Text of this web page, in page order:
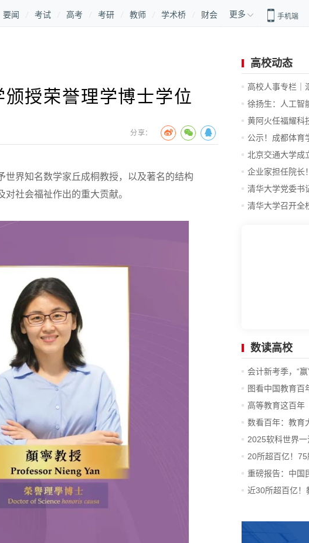
要闻 考试 高考 考研 教师 学术桥 财会 更多 手机端
授荣誉理学博士学位
分享：
界知名数学家丘成桐教授，以及著名的结构
社会福祉作出的重大贡献。
高校动态
高校人事专栏｜
徐扬生：人工智
前...
黄阿火任福耀科
公示！成都体育
通...
北京交通大学成
企业家担任院长
院
清华大学党委书
清华大学召开全
数读高校
会计新考季，“
图看中国教育百
高等教育这百年
数看百年：教育
2025软科世界
14...
20所超百亿！
决算
重磅报告：中国
位、...
近30所超百亿！